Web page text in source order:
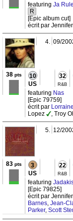
featuring Ja Rule
R
[Epic album cut]
écrit par
4. 09/
38 pts 10
US
32
R&B
featuring Nas
[Epic 79759]
écrit par
Lopez
, Troy
5. 12/
83 pts 3
US
22
R&B
featuring
[Epic 79825]
écrit par
Barnes Jean-
Parker, Scott